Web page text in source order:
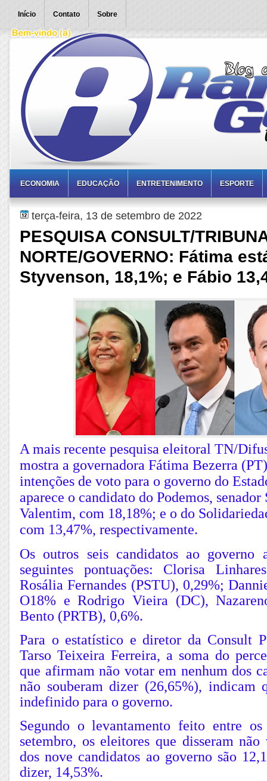
Início Contato Sobre
ECONOMIA EDUCAÇÃO ENTRETENIMENTO ESPORTE
terça-feira, 13 de setembro de 2022
PESQUISA CONSULT/
NORTE/GOVERNO: Fátima
Styvenson, 18,1%; e Fábio
A mais recente pesquisa eleitoral TN/
mostra a governadora Fátima Bezerra
intenções de voto para o governo do
aparece o candidato do Podemos, senador
Valentim, com 18,18%; e o do
com 13,47%, respectivamente.
Os outros seis candidatos ao governo
seguintes pontuações: Clorisa
Rosália Fernandes (PSTU), 0,29%;
O18% e Rodrigo Vieira (DC),
Bento (PRTB), 0,6%.
Para o estatístico e diretor da Consult
Tarso Teixeira Ferreira, a soma do
que afirmam não votar em nenhum dos
não souberam dizer (26,65%), indicam
indefinido para o governo.
Segundo o levantamento feito entre
setembro, os eleitores que disseram
dos nove candidatos ao governo são
dizer, 14,53%.